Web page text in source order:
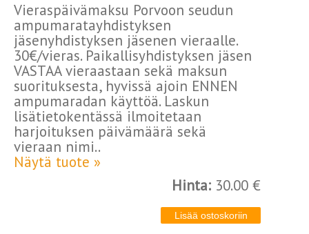
Vieraspäivämaksu Porvoon seudun
ampumaratayhdistyksen
jäsenyhdistyksen jäsenen vieraalle.
30€/vieras. Paikallisyhdistyksen jäsen
VASTAA vieraastaan sekä maksun
suorituksesta, hyvissä ajoin ENNEN
ampumaradan käyttöä. Laskun
lisätietokentässä ilmoitetaan
harjoituksen päivämäärä sekä
vieraan nimi..
Näytä tuote »
Hinta: 30.00 €